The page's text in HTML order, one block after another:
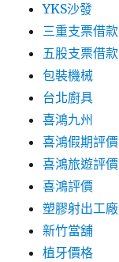
YKS沙發
三重支票借款
五股支票借款
包裝機械
台北廚具
喜鴻九州
喜鴻假期評價
喜鴻旅遊評價
喜鴻評價
塑膠射出工廠
新竹當舖
植牙價格